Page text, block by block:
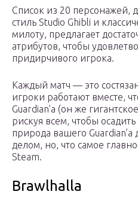
Список из 20 персонажей,
стиль Studio Ghibli и
милоту, предлагает
атрибутов, чтобы
придирчивого игрока.
Каждый матч — это
игроки работают вместе,
Guardian’а (он же
рискуя всем, чтобы
природа вашего Guardian’а
делом, но, что самое
Steam.
Brawlhalla